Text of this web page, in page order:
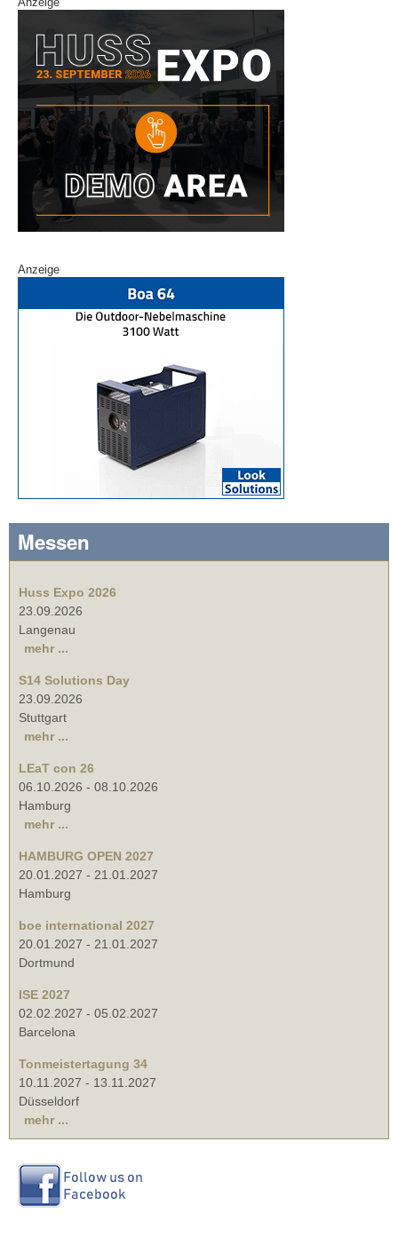
Anzeige
Messen
Huss Expo 2026
23.09.2026
Langenau
mehr ...
S14 Solutions Day
23.09.2026
Stuttgart
mehr ...
LEaT con 26
06.10.2026 - 08.10.2026
Hamburg
mehr ...
HAMBURG OPEN 2027
20.01.2027 - 21.01.2027
Hamburg
boe international 2027
20.01.2027 - 21.01.2027
Dortmund
ISE 2027
02.02.2027 - 05.02.2027
Barcelona
Tonmeistertagung 34
10.11.2027 - 13.11.2027
Düsseldorf
mehr ...